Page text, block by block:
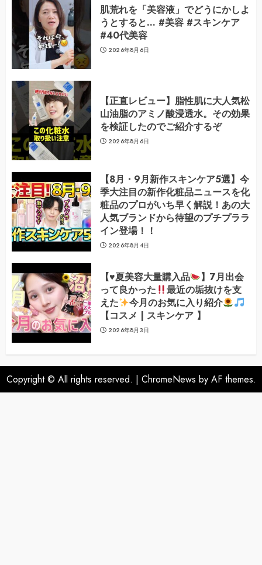
肌荒れを「美容液」でどうにかしよ
うとすると… #美容 #スキンケア
#40代美容
2026年8月6日
【正直レビュー】脂性肌に大人気松
山油脂のアミノ酸浸透水。その効果
を検証したのでご紹介するぞ
2026年8月6日
【8月・9月新作スキンケア5選】今
季大注目の新作化粧品ニュースを化
粧品のプロがいち早く解説！あの大
人気ブランドから待望のプチプララ
イン登場！！
2026年8月4日
【♥️夏美容大量購入品
】7月出会
って良かった
最近の垢抜けを支
えた
今月のお気に入り紹介
【コスメ | スキンケア 】
2026年8月3日
Copyright © All rights reserved. | ChromeNews by AF themes.